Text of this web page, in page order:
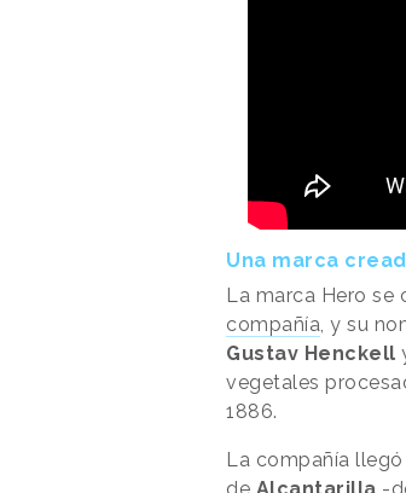
Una marca
La marca Hero se
compañía, y su
Gustav Henckell
vegetales
1886.
La compañía